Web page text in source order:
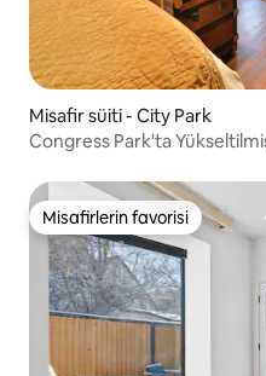
Misafir süiti - City Park
Congress Park'ta
Misafirlerin favorisi
Misafirlerin favorisi